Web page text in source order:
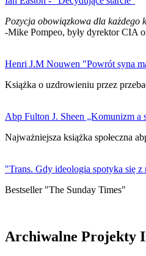
Pozycja obowiązkowa dla każdego
-Mike Pompeo, były dyrektor CIA
Henri J.M Nouwen "Powrót syna
Książka o uzdrowieniu przez
Abp Fulton J. Sheen „Komunizm a
Najważniejsza książka społeczna
"Trans. Gdy ideologia spotyka się z
Bestseller "The Sunday Times"
Archiwalne Projekty